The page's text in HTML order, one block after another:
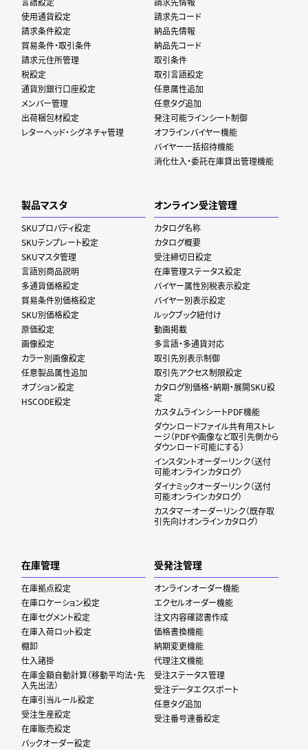
使用通貨設定
請求条件設定
貿易条件・取引条件
請求元住所管理
税設定
通貨別銀行口座設定
メンバー管理
出荷梱包材設定
レターヘッド・シグネチャ管理
請求先コード
納品先情報
納品先コード
取引条件
取引言語設定
任意属性追加
任意タグ追加
発注可能ラインシート制御
オフラインバイヤー機能
バイヤー一括招待機能
消化仕入・委託在庫貸出管理機能
製品マスタ
SKUプロパティ設定
SKUテンプレート設定
SKUマスタ管理
言語別商品説明
多通貨価格設定
貿易条件別価格設定
SKU別価格設定
原価設定
画像設定
カラー別画像設定
任意製品属性追加
オプション設定
HSCODE設定
オンライン受注管理
カタログ名称
カタログ概要
受注締切日設定
在庫管理ステータス設定
バイヤー属性別税表示設定
バイヤー別表示設定
ルックブック紐付け
動画掲載
多言語・多通貨対応
取引先別表示制御
取引先アクセス制限設定
カタログ別価格・納期・展開SKU設
定
カスタムラインシートPDF機能
ダウンロードファイル共有用ストレ
ージ（PDFや画像など取引先側から
ダウンロード可能にする）
インスタントオーダーリンク（送付
可能オンラインカタログ）
ダイナミックオーダーリンク（送付
可能オンラインカタログ）
カスタマーオーダーリンク（既存取
引先向けオンラインカタログ）
在庫管理
在庫拠点設定
在庫ロケーション設定
在庫セグメント設定
在庫入荷ロット設定
棚卸
仕入諸掛
在庫金額自動計算（移動平均法・先
入先出法）
在庫引当ルール設定
受注生産設定
在庫販売設定
バックオーダー設定
受発注管理
オンラインオーダー機能
エクセルオーダー機能
注文内容確認書作成
価格書換機能
納期変更機能
代理注文機能
受注ステータス管理
受注データエクスポート
任意タグ追加
受注番号連番設定